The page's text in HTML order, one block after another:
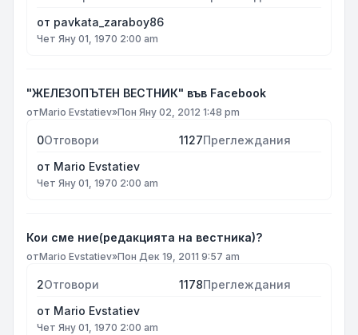
от pavkata_zaraboy86
Чет Яну 01, 1970 2:00 am
"ЖЕЛЕЗОПЪТЕН ВЕСТНИК" във Facebook
отMario Evstatiev»Пон Яну 02, 2012 1:48 pm
0Отговори 1127Преглеждания
от Mario Evstatiev
Чет Яну 01, 1970 2:00 am
Кои сме ние(редакцията на вестника)?
отMario Evstatiev»Пон Дек 19, 2011 9:57 am
2Отговори 1178Преглеждания
от Mario Evstatiev
Чет Яну 01, 1970 2:00 am